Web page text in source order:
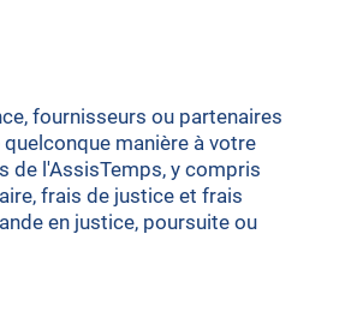
fournisseurs ou partenaires
manière à votre
de l'AssisTemps, y compris
frais de justice et frais
en justice, poursuite ou